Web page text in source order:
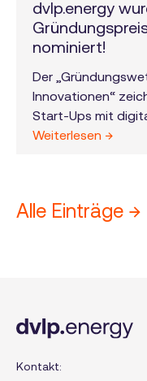
dvlp.energy
nominiert!
Der
Innovationen“
Start-Ups mit
dvlp.energy wurde
Weiterlesen →
Alle Einträge →
Kontakt: